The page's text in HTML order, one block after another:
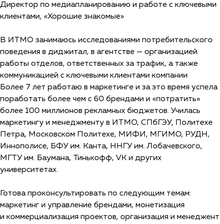
Директор по медиапланированию и работе с ключевыми
клиентами, «Хорошие знакомые»
В ИТМО занимаюсь исследованиями потребительского
поведения в диджитал, в агентстве — организацией
работы отделов, ответственных за трафик, а также
коммуникацией с ключевыми клиентами компании
Более 7 лет работаю в маркетинге и за это время успела
поработать более чем с 60 брендами и «потратить»
более 100 миллионов рекламных бюджетов. Училась
маркетингу и менеджменту в ИТМО, СПбГЭУ, Политехе
Петра, Московском Политехе, МИФИ, МГИМО, РУДН,
Иннополисе, БФУ им. Канта, ННГУ им. Лобачевского,
МГТУ им. Баумана, Тинькофф, VK и других
университетах.
Готова проконсультировать по следующим темам:
маркетинг и управление брендами, монетизация
и коммерциализация проектов, организация и менеджент